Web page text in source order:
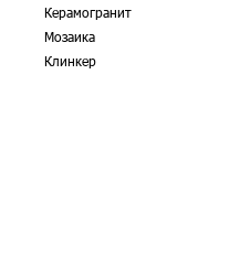
Керамогранит
Мозаика
Клинкер